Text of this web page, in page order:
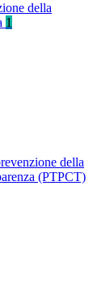
della
1
della
(PTPCT)